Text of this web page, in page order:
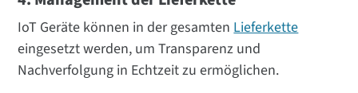
IoT Geräte können in der gesamten Lieferkette
eingesetzt werden, um Transparenz und
Nachverfolgung in Echtzeit zu ermöglichen.